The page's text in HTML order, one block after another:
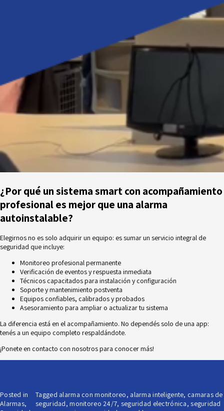
¿Por qué un sistema smart con acompañamiento
profesional es mejor que una alarma
autoinstalable?
Elegirnos no es solo adquirir un equipo: es sumar un servicio integral de
seguridad que incluye:
Monitoreo profesional permanente
Verificación de eventos y respuesta inmediata
Técnicos capacitados para instalación y configuración
Soporte y mantenimiento postventa
Equipos confiables, calibrados y probados
Asesoramiento para ampliar o actualizar tu sistema
La diferencia está en el acompañamiento. No dependés solo de una app:
tenés a un equipo completo respaldándote.
¡Ponete en contacto con nosotros para conocer más!
Posted in
Alarmas,
Tagged alarma con monitoreo, alarma inteligente, camaras de
seguridad,monitoreo 24/7, seguridad electrónica,seguridad